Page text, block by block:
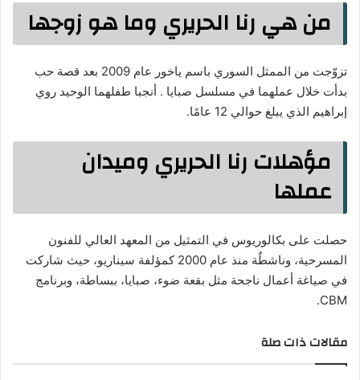
من هي رنا الحريري وما هو زوجها
تزوّجت من الممثل السوري باسم ياخور عام 2009 بعد قصة حب
بدأت خلال عملهما في مسلسل صبايا . أنجبا طفلهما الوحيد روي
إبراهيم الذي يبلغ حوالي 12 عامًا.
مؤهلات رنا الحريري وميدان
عملها
حصلت على بكالوريوس في التمثيل من المعهد العالي للفنون
المسرحية، وناشطٌة منذ عام 2000 كمؤلفة سيناريو، حيث شاركت
في صياغة أعمال ناجحة مثل بقعة ضوء، صبايا، ببساطة، وبرنامج
CBM.
مقالات ذات صلة